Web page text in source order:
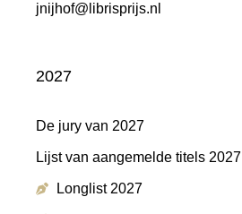
jnijhof@librisprijs.nl
2027
De jury van 2027
Lijst van aangemelde titels 2027
Longlist 2027